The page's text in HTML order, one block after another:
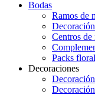
Bodas
Ramos de
Centros de
Packs
Decoraciones